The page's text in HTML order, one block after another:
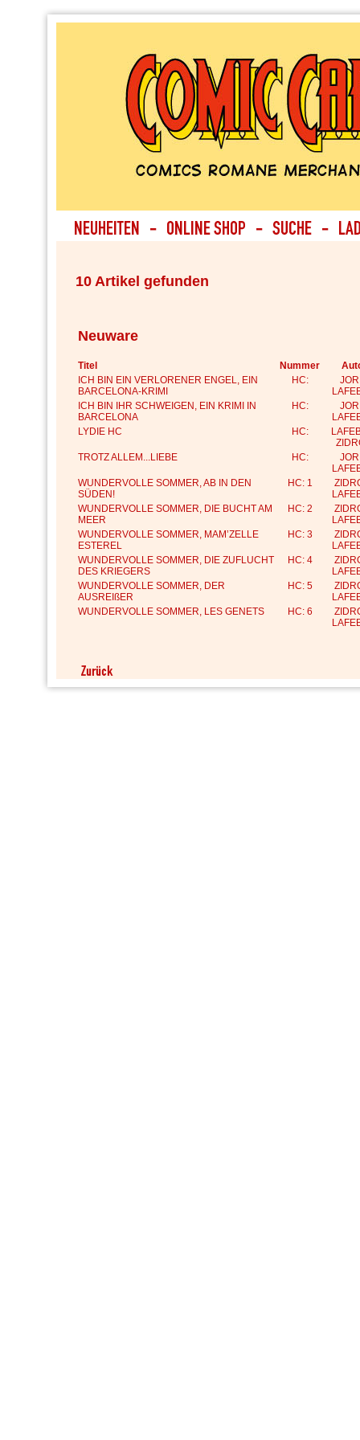
10 Artikel gefunden
Neuware
Titel Nummer
ICH BIN EIN VERLORENER ENGEL, EIN
BARCELONA-KRIMI
HC:
ICH BIN IHR SCHWEIGEN, EIN KRIMI IN
BARCELONA
HC:
LYDIE HC
HC:
TROTZ ALLEM...LIEBE
HC:
WUNDERVOLLE SOMMER, AB IN DEN
SÜDEN!
HC: 1
WUNDERVOLLE SOMMER, DIE BUCHT AM
MEER
HC: 2
WUNDERVOLLE SOMMER, MAM’ZELLE
ESTEREL
HC: 3
WUNDERVOLLE SOMMER, DIE ZUFLUCHT
DES KRIEGERS
HC: 4
WUNDERVOLLE SOMMER, DER
AUSREIßER
HC: 5
WUNDERVOLLE SOMMER, LES GENETS
HC: 6